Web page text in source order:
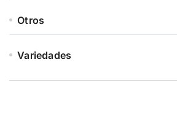
Otros
Variedades